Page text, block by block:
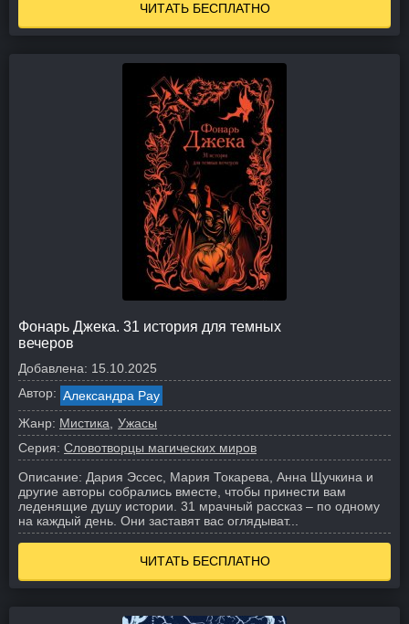
ЧИТАТЬ БЕСПЛАТНО
Фонарь Джека. 31 история для темных
вечеров
Добавлена: 15.10.2025
Автор: Александра Рау
Жанр: Мистика
Ужасы
Серия: Словотворцы магических миров
Описание: Дария Эссес, Мария Токарева, Анна Щучкина и
другие авторы собрались вместе, чтобы принести вам
леденящие душу истории. 31 мрачный рассказ – по одному
на каждый день. Они заставят вас оглядыват...
ЧИТАТЬ БЕСПЛАТНО